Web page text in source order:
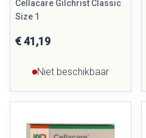
Cellacare Gilchrist Classic
Size 1
€ 41,19
Niet beschikbaar